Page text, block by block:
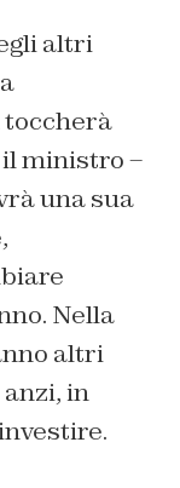
altri
toccherà
il ministro –
una sua
Nella
altri
in